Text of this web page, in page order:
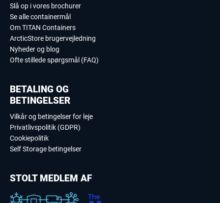
Slå op i vores brochurer
Se alle containermål
Om TITAN Containers
ArcticStore brugervejledning
Nyheder og blog
Ofte stillede spørgsmål (FAQ)
BETALING OG
BETINGELSER
Vilkår og betingelser for leje
Privatlivspolitik (GDPR)
Cookiepolitik
Self Storage betingelser
STOLT MEDLEM AF